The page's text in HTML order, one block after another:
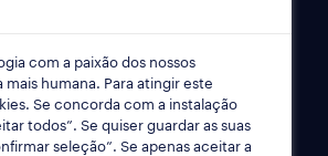
com a paixão dos nossos
humana. Para atingir este
Se concorda com a instalação
todos”. Se quiser guardar as suas
seleção”. Se apenas aceitar a